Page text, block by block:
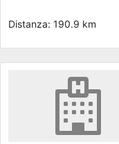
Distanza: 190.9 km